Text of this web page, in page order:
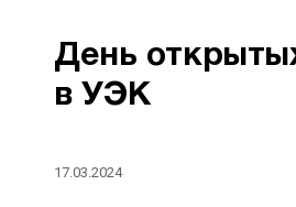
День
в УЭК
17.03.2024